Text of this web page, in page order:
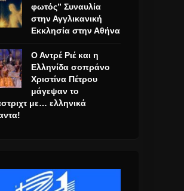
φωτός” Συναυλία
στην Αγγλικανική
Εκκλησία στην Αθήνα
Ο Αντρέ Ριέ και η
Ελληνίδα σοπράνο
Χριστίνα Πέτρου
μάγεψαν το
με… ελληνικά